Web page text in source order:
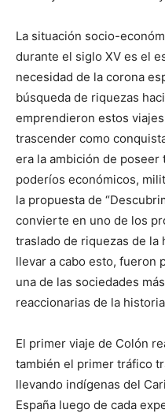
La situación socio-
durante el siglo XV es el
necesidad de la corona
búsqueda de riquezas
emprendieron estos
trascender como
era la ambición de poseer
poderíos económicos,
la propuesta de
convierte en uno de los
traslado de riquezas de la
llevar a cabo esto, fueron
una de las sociedades
reaccionarias de la
El primer viaje de Colón
también el primer tráfico
llevando indígenas del
España luego de cada